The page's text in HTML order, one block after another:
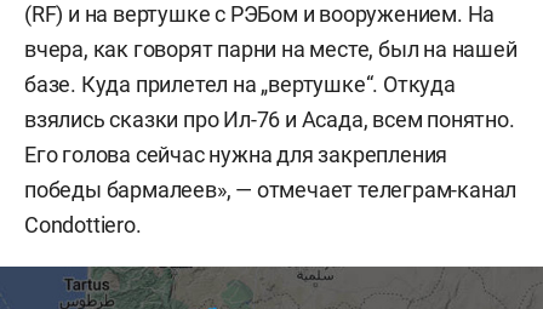
(RF) и на вертушке с РЭБом и вооружением. На
вчера, как говорят парни на месте, был на нашей
базе. Куда прилетел на „вертушке“. Откуда
взялись сказки про Ил-76 и Асада, всем понятно.
Его голова сейчас нужна для закрепления
победы бармалеев», — отмечает телеграм-канал
Condottiero.